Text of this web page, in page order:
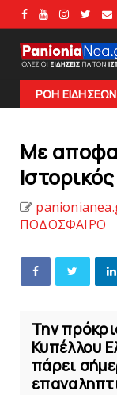
ΡΟΗ ΕΙΔΗΣΕΩΝ
τόπος της κλήρωσης
Με
ΠΟΔΟΣΦΑΙΡΟ
Την
Κυπέλλου
πάρει